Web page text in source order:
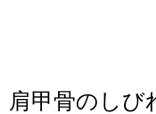
肩甲骨のしび